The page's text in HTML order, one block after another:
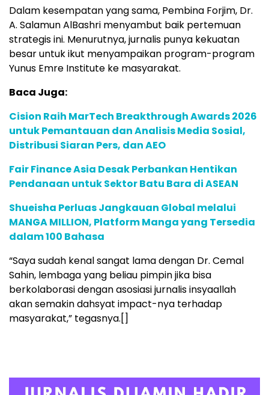
Dalam kesempatan yang sama, Pembina Forjim, Dr.
A. Salamun AlBashri menyambut baik pertemuan
strategis ini. Menurutnya, jurnalis punya kekuatan
besar untuk ikut menyampaikan program-program
Yunus Emre Institute ke masyarakat.
Baca Juga:
Cision Raih MarTech Breakthrough Awards 2026
untuk Pemantauan dan Analisis Media Sosial,
Distribusi Siaran Pers, dan AEO
Fair Finance Asia Desak Perbankan Hentikan
Pendanaan untuk Sektor Batu Bara di ASEAN
Shueisha Perluas Jangkauan Global melalui
MANGA MILLION, Platform Manga yang Tersedia
dalam 100 Bahasa
“Saya sudah kenal sangat lama dengan Dr. Cemal
Sahin, lembaga yang beliau pimpin jika bisa
berkolaborasi dengan asosiasi jurnalis insyaallah
akan semakin dahsyat impact-nya terhadap
masyarakat,” tegasnya.[]